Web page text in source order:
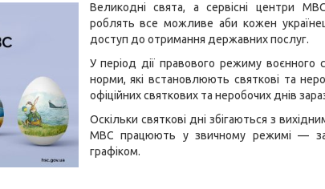
Великодні свята, а сервісні центри
роблять все можливе аби кожен
доступ до отримання державних послуг.
У період дії правового режиму воєнного
норми, які встановлюють святкові та
офіційних святкових та неробочих днів
Оскільки святкові дні збігаються з
МВС працюють у звичному режимі —
графіком.